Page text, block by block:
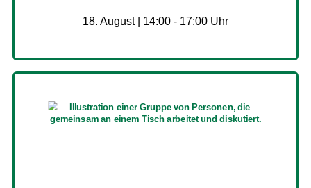
18. August | 14:00 - 17:00